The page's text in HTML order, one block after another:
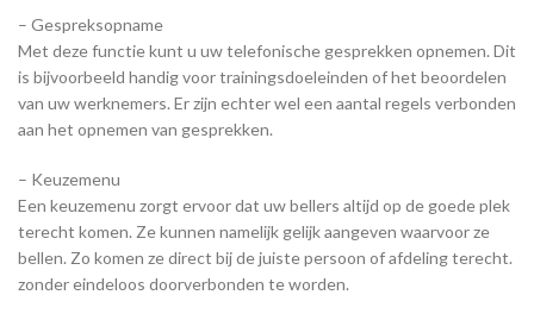
– Gespreksopname
Met deze functie kunt u uw telefonische gesprekken opnemen. Dit
is bijvoorbeeld handig voor trainingsdoeleinden of het beoordelen
van uw werknemers. Er zijn echter wel een aantal regels verbonden
aan het opnemen van gesprekken.
– Keuzemenu
Een keuzemenu zorgt ervoor dat uw bellers altijd op de goede plek
terecht komen. Ze kunnen namelijk gelijk aangeven waarvoor ze
bellen. Zo komen ze direct bij de juiste persoon of afdeling terecht.
zonder eindeloos doorverbonden te worden.